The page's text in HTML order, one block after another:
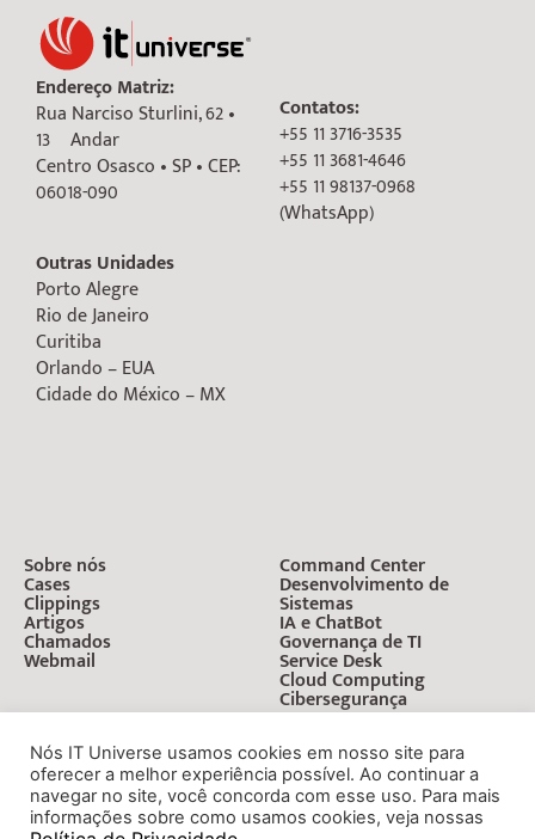
Endereço Matriz:
Rua Narciso Sturlini, 62 •
13º Andar
Centro Osasco • SP • CEP:
06018-090
Outras Unidades
Porto Alegre
Rio de Janeiro
Curitiba
Orlando – EUA
Cidade do México – MX
Contatos:
+55 11 3716-3535
+55 11 3681-4646
+55 11 98137-0968
(WhatsApp)
Sobre nós
Cases
Clippings
Artigos
Chamados
Webmail
Command Center
Desenvolvimento de
Sistemas
IA e ChatBot
Governança de TI
Service Desk
Cloud Computing
Cibersegurança
Nós IT Universe usamos cookies em nosso site para
oferecer a melhor experiência possível. Ao continuar a
navegar no site, você concorda com esse uso. Para mais
informações sobre como usamos cookies, veja nossas